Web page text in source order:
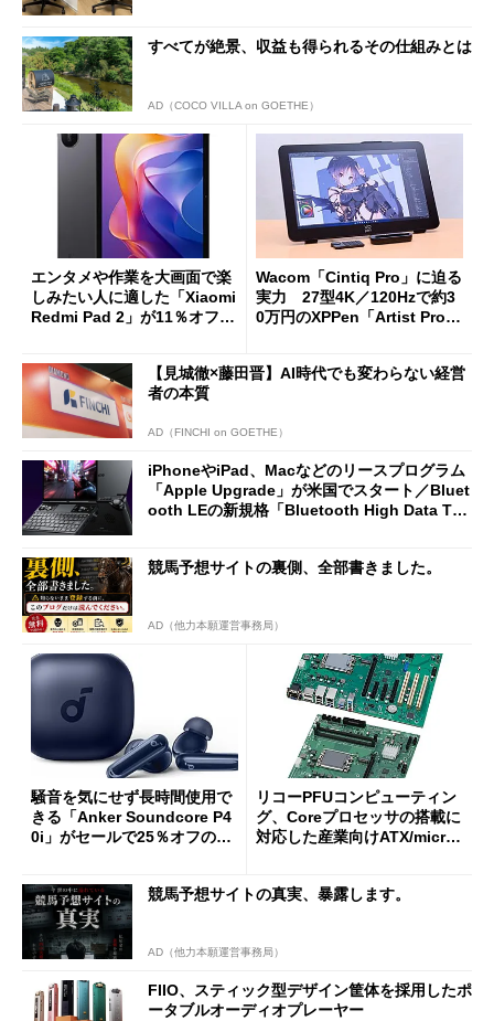
すべてが絶景、収益も得られるその仕組みとは
AD（COCO VILLA on GOETHE）
エンタメや作業を大画面で楽
しみたい人に適した「Xiaomi
Redmi Pad 2」が11％オフの
Wacom「Cintiq Pro」に迫る
実力 27型4K／120Hzで約3
0万円のXPPen「Artist Pro 2
【見城徹×藤田晋】AI時代でも変わらない経営
者の本質
AD（FINCHI on GOETHE）
iPhoneやiPad、Macなどのリースプログラム
「Apple Upgrade」が米国でスタート／Bluet
ooth LEの新規格「Bluetooth High Data Thr
競馬予想サイトの裏側、全部書きました。
AD（他力本願運営事務局）
騒音を気にせず長時間使用で
きる「Anker Soundcore P4
0i」がセールで25％オフの59
リコーPFUコンピューティン
グ、Coreプロセッサの搭載に
対応した産業向けATX/micro
競馬予想サイトの真実、暴露します。
AD（他力本願運営事務局）
FIIO、スティック型デザイン筐体を採用したポ
ータブルオーディオプレーヤー